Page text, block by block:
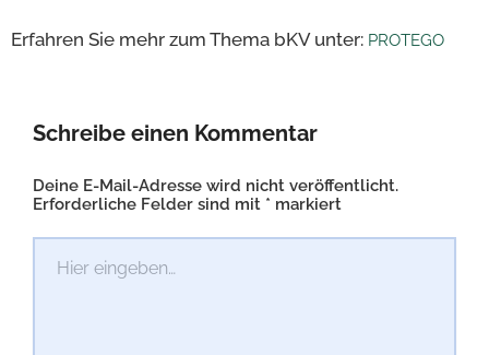
Erfahren Sie mehr zum Thema bKV unter: PROTEGO
Schreibe einen Kommentar
Deine E-Mail-Adresse wird nicht veröffentlicht.
Erforderliche Felder sind mit * markiert
Hier
eingeben…